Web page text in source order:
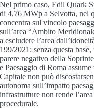
Nel primo caso, Edil Quark
di 4,76 MWp a Selvotta, nel
concentra sul vincolo
sull’area “Ambito
a escludere l’area
199/2021: senza questa
parere negativo della
e Paesaggio di Roma
Capitale non può
autonoma sull’impatto
infrastrutture non rende
procedurale.